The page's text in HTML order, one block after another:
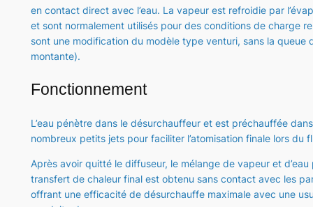
en contact direct avec l’eau. La vapeur est refroidie par
et sont normalement utilisés pour des conditions de charge
sont une modification du modèle type venturi, sans la
montante).
Fonctionnement
L’eau pénètre dans le désurchauffeur et est préchauffée
nombreux petits jets pour faciliter l’atomisation finale lors du
Après avoir quitté le diffuseur, le mélange de vapeur et
transfert de chaleur final est obtenu sans contact avec les
offrant une efficacité de désurchauffe maximale avec une